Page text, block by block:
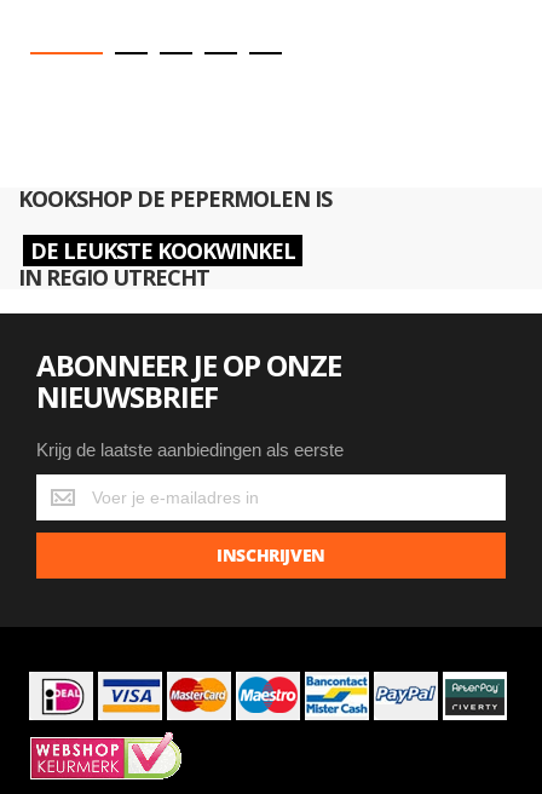
KOOKSHOP DE PEPERMOLEN IS
DE LEUKSTE KOOKWINKEL
IN REGIO UTRECHT
ABONNEER JE OP ONZE
NIEUWSBRIEF
Krijg de laatste aanbiedingen als eerste
Krijg
de
laatste
INSCHRIJVEN